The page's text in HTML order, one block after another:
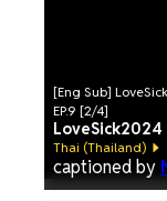
[Eng Sub]
EP.9 [2/4]
LoveSick2024
Thai (Thailand)
captioned by